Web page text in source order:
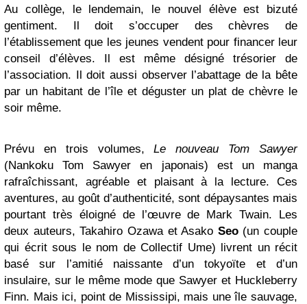
Au collège, le lendemain, le nouvel élève est bizuté
gentiment. Il doit s’occuper des chèvres de
l’établissement que les jeunes vendent pour financer leur
conseil d’élèves. Il est même désigné trésorier de
l’association. Il doit aussi observer l’abattage de la bête
par un habitant de l’île et déguster un plat de chèvre le
soir même.
Prévu en trois volumes,Le nouveau Tom Sawyer
(Nankoku Tom Sawyer en japonais) est un manga
rafraîchissant, agréable et plaisant à la lecture. Ces
aventures, au goût d’authenticité, sont dépaysantes mais
pourtant très éloigné de l’œuvre de Mark Twain. Les
deux auteurs, Takahiro Ozawa et Asako Seo(un couple
qui écrit sous le nom de Collectif Ume) livrent un récit
basé sur l’amitié naissante d’un tokyoïte et d’un
insulaire, sur le même mode que Sawyer et Huckleberry
Finn. Mais ici, point de Mississipi, mais une île sauvage,